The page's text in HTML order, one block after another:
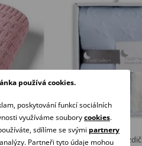
Interbaby Deka
používá cookies.
poskytování funkcí sociálních
využíváme souborycookies.
sdílíme se svými partnery
Partneři tyto údaje mohou